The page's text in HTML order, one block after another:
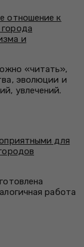
отношение к
и
«читать»,
эволюции и
увлечений.
для
работа